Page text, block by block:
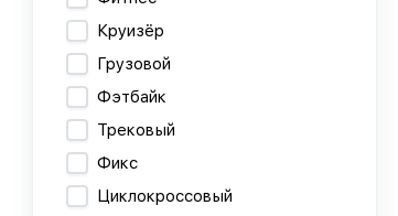
Круизёр
Грузовой
Фэтбайк
Трековый
Фикс
Циклокроссовый